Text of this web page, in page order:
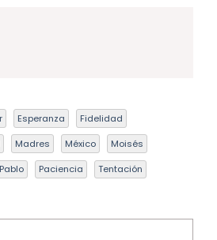
Esperanza Fidelidad
Madres México Moisés
Paciencia Tentación